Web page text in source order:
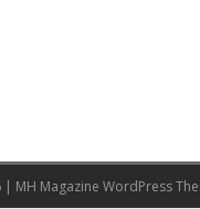
MH Magazine WordPress